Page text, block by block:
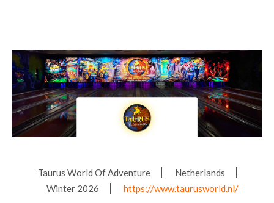
Taurus World Of Adventure
Netherlands
Winter 2026
https://www.taurusworld.nl/